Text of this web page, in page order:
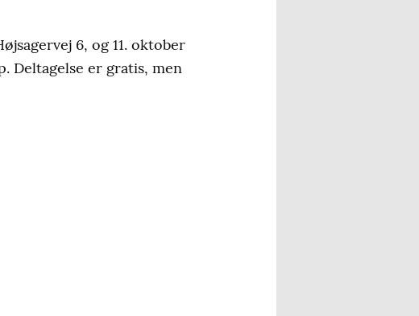
6, og 11. oktober
Deltagelse er gratis, men